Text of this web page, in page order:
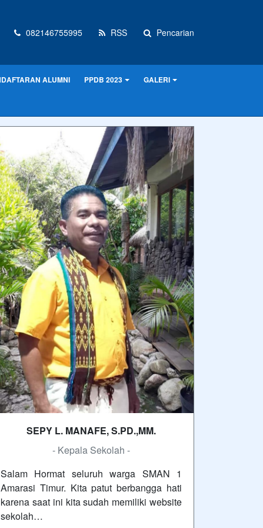
082146755995 RSS Pencarian
ALUMNI PPDB 2023 GALERI
SEPY L. MANAFE, S.PD.,MM.
- Kepala Sekolah -
Salam Hormat seluruh warga SMAN 1
Amarasi Timur. Kita patut berbangga hati
karena saat ini kita sudah memiliki website
sekolah…